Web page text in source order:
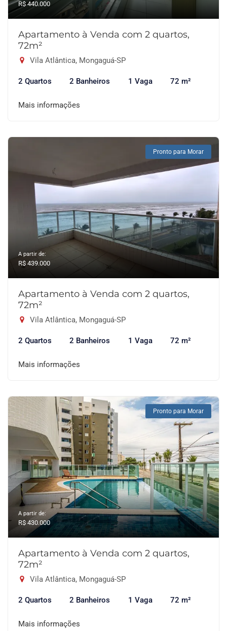
R$ 440.000
Apartamento à Venda com 2 quartos,
72m²
Vila Atlântica, Mongaguá-SP
2 Quartos 2 Banheiros 1 Vaga 72 m²
Mais informações
Pronto para Morar
A partir de:
R$ 439.000
Apartamento à Venda com 2 quartos,
72m²
Vila Atlântica, Mongaguá-SP
2 Quartos 2 Banheiros 1 Vaga 72 m²
Mais informações
Pronto para Morar
A partir de:
R$ 430.000
Apartamento à Venda com 2 quartos,
72m²
Vila Atlântica, Mongaguá-SP
2 Quartos 2 Banheiros 1 Vaga 72 m²
Mais informações